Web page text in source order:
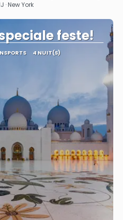
New York
feste!
4 NUIT(S)